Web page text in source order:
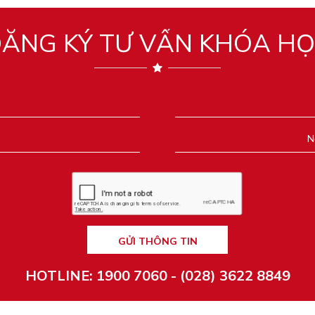
KÝ TƯ VẤN KHÓA
GỬI THÔNG TIN
HOTLINE: 1900 7060 - (028) 3622 8849